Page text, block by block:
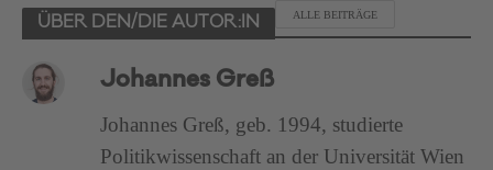
ÜBER DEN/DIE AUTOR:IN
ALLE BEITRÄGE
Johannes Greß
Johannes Greß, geb. 1994, studierte
Politikwissenschaft an der Universität Wien